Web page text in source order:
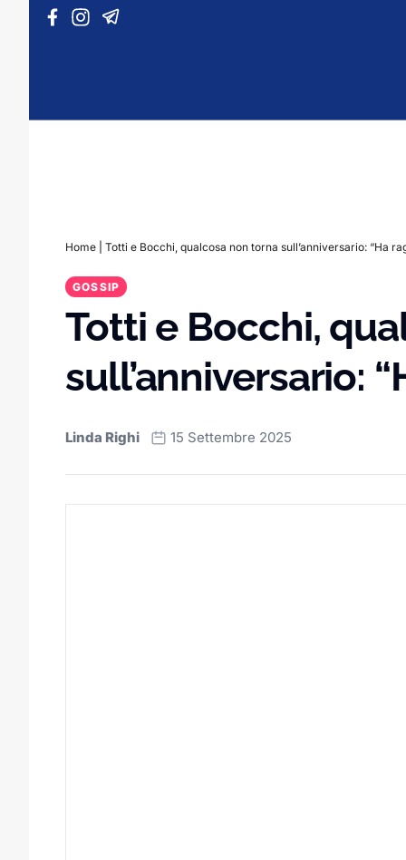
Vai al contenuto
Home Totti e Bocchi, qualcosa non torna sull’anniversario: “Ha
GOSSIP
Totti e Bocchi,
sull’anniversario:
Linda Righi 15 Settembre 2025